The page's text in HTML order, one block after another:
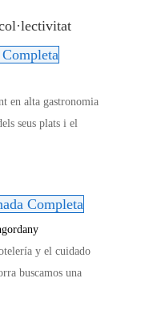
en alta gastronomia
seus plats i el
Completa
y el cuidado
buscamos una